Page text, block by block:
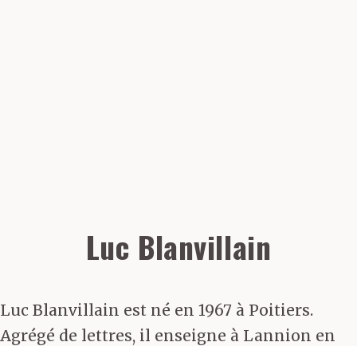
Luc Blanvillain
Luc Blanvillain est né en 1967 à Poitiers.
Agrégé de lettres, il enseigne à Lannion en